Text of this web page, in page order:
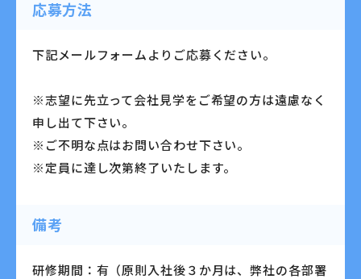
応募方法
下記メールフォームよりご応募ください。
※志望に先立って会社見学をご希望の方は遠慮なく
申し出て下さい。
※ご不明な点はお問い合わせ下さい。
※定員に達し次第終了いたします。
備考
研修期間：有（原則入社後３か月は、弊社の各部署